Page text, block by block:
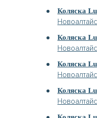
Коляска
Коляска
Коляска
Коляска